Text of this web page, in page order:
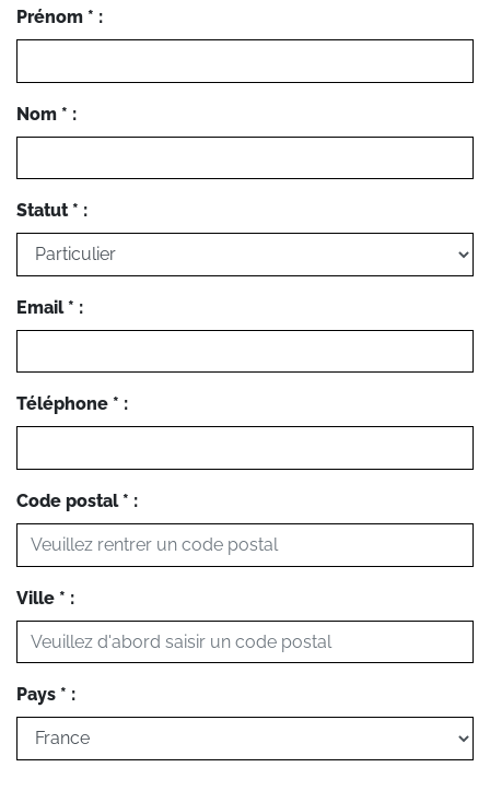
Prénom * :
Nom * :
Statut * :
Email * :
Téléphone * :
Code postal * :
Ville * :
Pays * :